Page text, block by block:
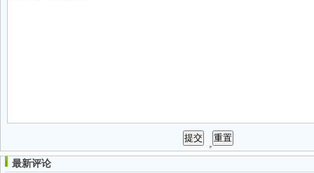
最新评论